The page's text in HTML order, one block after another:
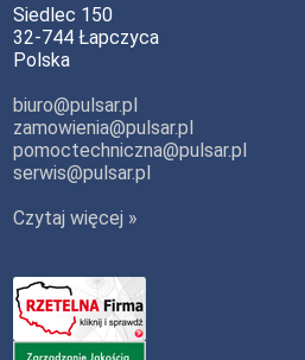
Siedlec 150
32-744 Łapczyca
Polska
biuro@pulsar.pl
zamowienia@pulsar.pl
pomoctechniczna@pulsar.pl
serwis@pulsar.pl
Czytaj więcej »